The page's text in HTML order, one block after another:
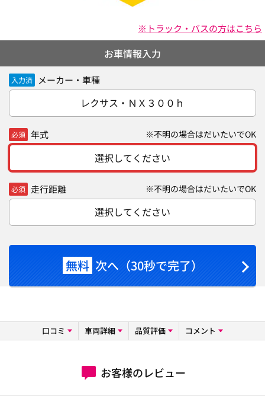
※トラック・バスの方はこちら
お車情報入力
入力済 メーカー・車種
レクサス・ＮＸ３００ｈ
必須 年式 ※不明の場合はだいたいでOK
選択してください
必須 走行距離 ※不明の場合はだいたいでOK
選択してください
無料 次へ（30秒で完了）
口コミ 車両詳細 品質評価 コメント
お客様のレビュー